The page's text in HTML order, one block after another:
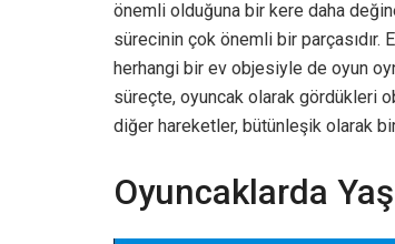
önemli olduğuna bir kere daha
sürecinin çok önemli bir parçasıdır.
herhangi bir ev objesiyle de oyun
süreçte, oyuncak olarak gördükleri
diğer hareketler, bütünleşik olarak
Oyuncaklarda Yaş